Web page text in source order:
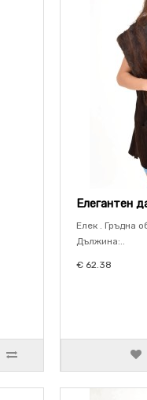
Елегантен
Елек . Гръдна
Дължина:..
€ 62.38